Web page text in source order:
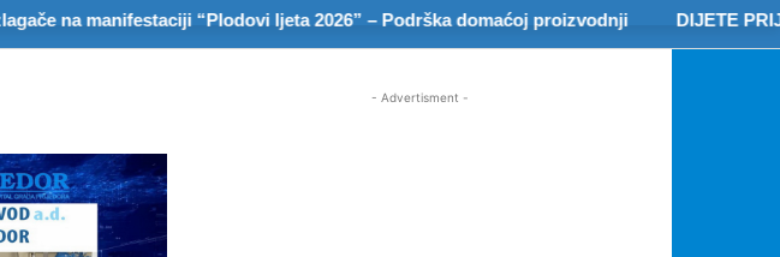
manifestaciji “Plodovi ljeta 2026” – Podrška domaćoj proizvodnji
DIJETE
- Advertisment -